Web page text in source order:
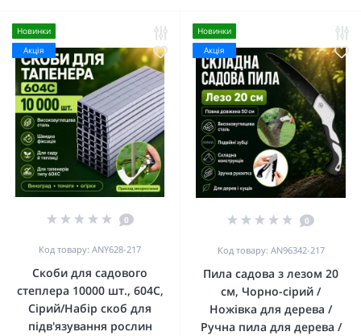
Новинки
Акція
0
Код товару: ANY628-217
Скоби для садового
степлера 10000 шт., 604С,
Сірий/Набір скоб для
підв'язування рослин
Новинки
Акція
0
Код товару: AN96342-217
Пила садова з лезом 20
см, Чорно-сірий /
Ножівка для дерева /
Ручна пила для дерева /